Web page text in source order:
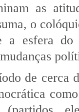
as
o
esfera do
de cerca